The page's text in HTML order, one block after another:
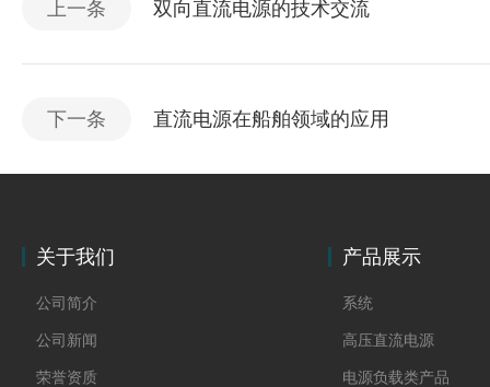
上一条 双向直流电源的技术交流
下一条 直流电源在船舶领域的应用
关于我们
公司简介
公司新闻
荣誉资质
产品展示
系统
高压直流电源
电源负载类产品